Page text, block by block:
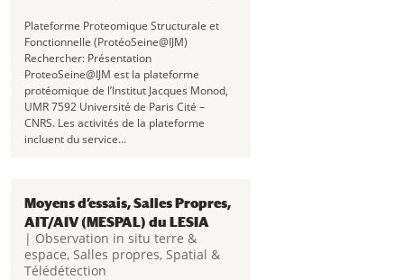
Plateforme Proteomique Structurale et
Fonctionnelle (ProtéoSeine@IJM)
Rechercher: Présentation
ProteoSeine@IJM est la plateforme
protéomique de l’Institut Jacques Monod,
UMR 7592 Université de Paris Cité –
CNRS. Les activités de la plateforme
incluent du service...
Moyens d’essais, Salles Propres,
AIT/AIV (MESPAL) du LESIA
| Observation in situ terre &
espace, Salles propres, Spatial &
Télédétection